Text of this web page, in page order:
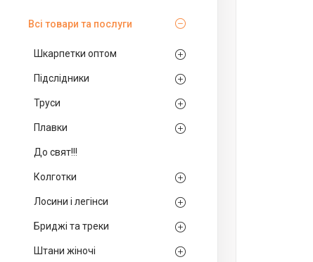
Всі товари та послуги
Шкарпетки оптом
Підслідники
Труси
Плавки
До свят!!!
Колготки
Лосини і легінси
Бриджі та треки
Штани жіночі